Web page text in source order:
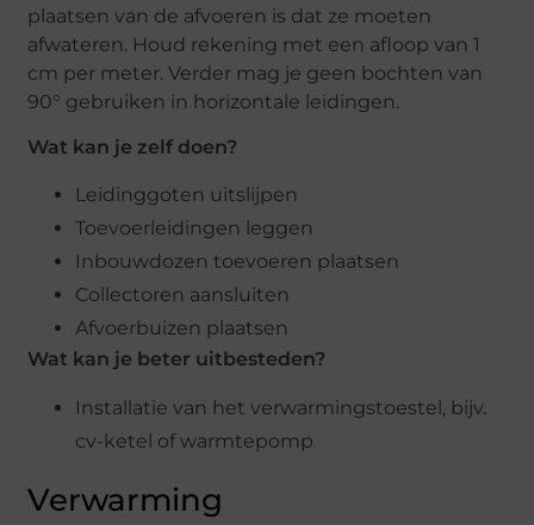
plaatsen van de afvoeren is dat ze moeten
afwateren. Houd rekening met een afloop van 1
cm per meter. Verder mag je geen bochten van
90° gebruiken in horizontale leidingen.
Wat kan je zelf doen?
Leidinggoten uitslijpen
Toevoerleidingen leggen
Inbouwdozen toevoeren plaatsen
Collectoren aansluiten
Afvoerbuizen plaatsen
Wat kan je beter uitbesteden?
Installatie van het verwarmingstoestel, bijv.
cv-ketel of warmtepomp
Verwarming